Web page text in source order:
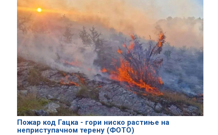
Пожар код Гацка - гори ниско растиње на
неприступачном терену (ФОТО)